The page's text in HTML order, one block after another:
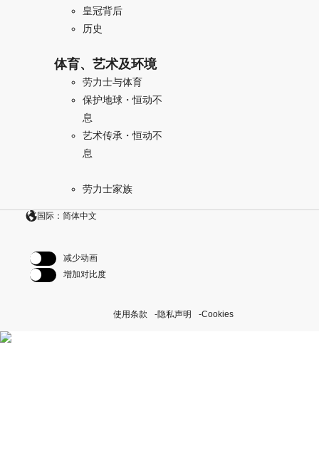
皇冠背后
历史
体育、艺术及环境
劳力士与体育
保护地球・恒动不
息
艺术传承・恒动不
息
劳力士家族
国际：简体中文
减少动画
增加对比度
使用条款 隐私声明 Cookies